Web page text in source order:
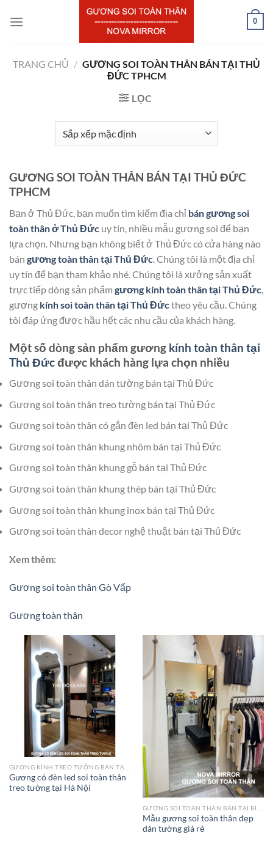
đến
0
TRANG CHỦ / GƯƠNG SOI TOÀN THÂN BÁN TẠI THỦ
ĐỨC TPHCM
LỌC
GƯƠNG SOI TOÀN THÂN BÁN TẠI THỦ ĐỨC
TPHCM
Bạn ở Thủ Đức, bạn muốn tìm kiếm địa chỉ bán gương soi
toàn thân ở Thủ Đức uy tín, nhiều mẫu gương soi để bạn
lựa chọn. Nhưng bạn không biết ở Thủ Đức có cửa hàng nào
bán gương toàn thân tại Thủ Đức . Chúng tôi là một địa chỉ
uy tín để bạn tham khảo nhé. Chúng tôi là xưởng sản xuất
trực tiếp dòng sản phẩm gương kính toàn thân tại Thủ Đức
gương kính soi toàn thân tại Thủ Đức theo yêu cầu. Chúng
tôi đáp ứng được hầu hết các nhu cầu của khách hàng.
Một số dòng sản phẩm gương kính toàn thân tại
Thủ Đứcđược khách hàng lựa chọn nhiều
Gương soi toàn thân dán tường bán tại Thủ Đức
Gương soi toàn thân treo tường bán tại Thủ Đức
Gương soi toàn thân có gắn đèn led bán tại Thủ Đức
Gương soi toàn thân khung nhôm bán tại Thủ Đức
Gương soi toàn thân khung gỗ bán tại Thủ Đức
Gương soi toàn thân khung thép bán tại Thủ Đức
Gương soi toàn thân khung inox bán tại Thủ Đức
Gương soi toàn thân decor nghệ thuật bán tại Thủ Đức
Xem thêm:
Gương soi toàn thân Gò Vấp
Gương toàn thân
Gương có đèn led soi toàn thân
treo tường tại Hà Nội
Mẫu gương soi toàn thân đẹp
dán tường giá rẻ